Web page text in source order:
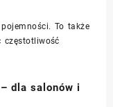
To także
częstotliwość
dla salonów i